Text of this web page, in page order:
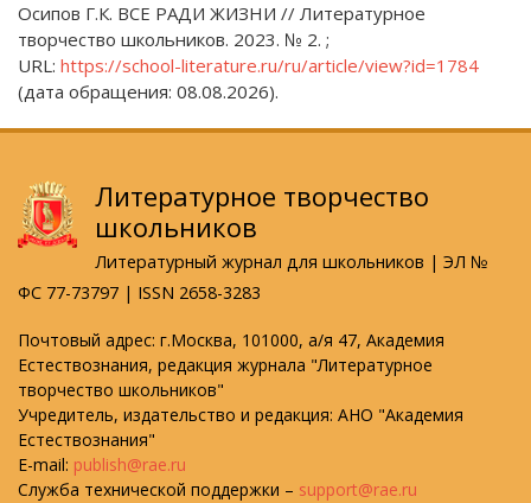
Осипов Г.К. ВСЕ РАДИ ЖИЗНИ // Литературное
творчество школьников. 2023. № 2. ;
URL: https://school-literature.ru/ru/article/view?id=1784
(дата обращения: 08.08.2026).
Литературное творчество
школьников
Литературный журнал для школьников | ЭЛ №
ФС 77-73797 | ISSN 2658-3283
Почтовый адрес: г.Москва, 101000, а/я 47, Академия
Естествознания, редакция журнала "Литературное
творчество школьников"
Учредитель, издательство и редакция: АНО "Академия
Естествознания"
E-mail: publish@rae.ru
Служба технической поддержки – support@rae.ru